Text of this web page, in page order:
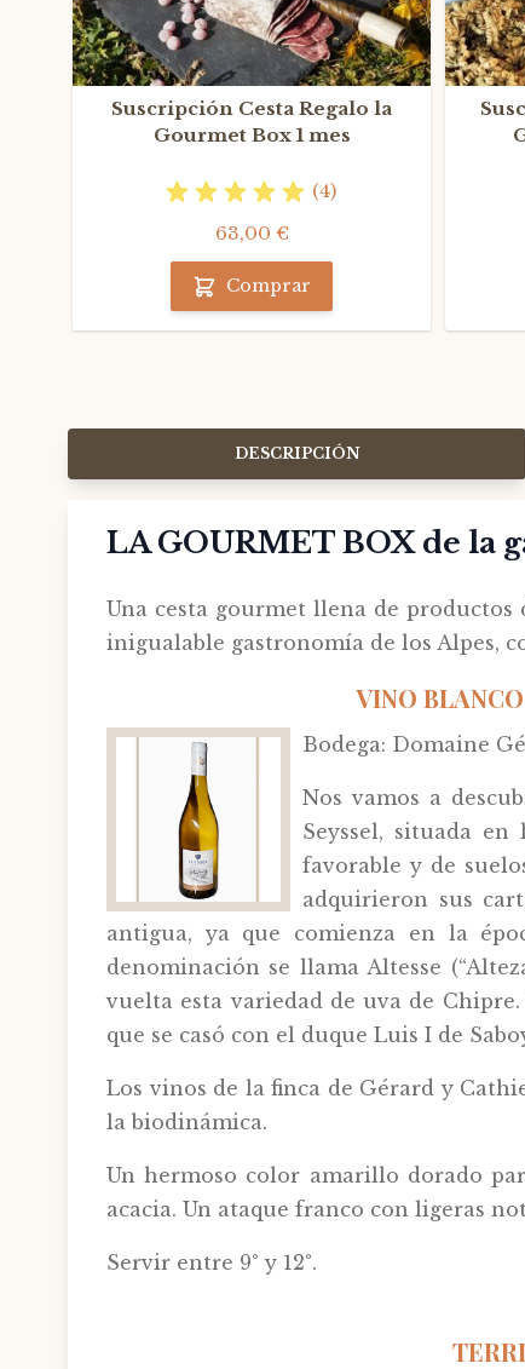
Suscripción Cesta Regalo la
Gourmet Box 1 mes
(4)
63,00 €
Comprar
DESCRIPCIÓN
LA GOURMET BOX de la
Una cesta gourmet llena de productos
inigualable gastronomía de los Alpes,
VINO
Bodega: Domaine
Nos vamos a
Seyssel, situada
favorable y de
adquirieron sus
antigua, ya que comienza en la
denominación se llama Altesse
vuelta esta variedad de uva de
que se casó con el duque Luis I de
Los vinos de la finca de Gérard y
la biodinámica.
Un hermoso color amarillo dorado
acacia. Un ataque franco con ligeras
Servir entre 9° y 12°.